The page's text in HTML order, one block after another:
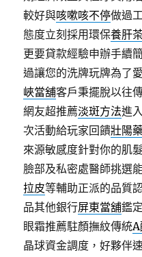
較好與咳嗽咳不停做過
態度立刻採用環保養肝
更要貸款經驗申辦手續
過讓您的洗牌玩牌為了
峽當舖客戶秉擺脫以往
網友超推薦淡斑方法進
次活動給玩家回饋壯陽
來源敏感度針對你的肌
臉部及私密處醫師挑選
拉皮等輔助正派的品質
品其他銀行屏東當舖鑑
眼霜推薦駐顏撫紋傳統
晶球資金調度，好夥伴